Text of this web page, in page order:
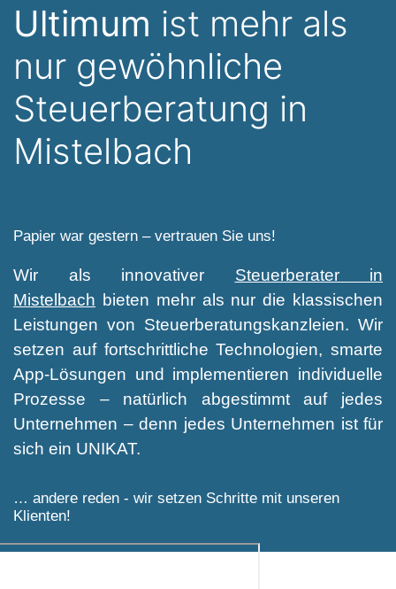
Ultimum ist mehr als
nur gewöhnliche
Steuerberatung in
Mistelbach
Papier war gestern – vertrauen Sie uns!
Wir als innovativer Steuerberater in
Mistelbach bieten mehr als nur die klassischen
Leistungen von Steuerberatungskanzleien. Wir
setzen auf fortschrittliche Technologien, smarte
App-Lösungen und implementieren individuelle
Prozesse – natürlich abgestimmt auf jedes
Unternehmen – denn jedes Unternehmen ist für
sich ein UNIKAT.
… andere reden - wir setzen Schritte mit unseren
Klienten!